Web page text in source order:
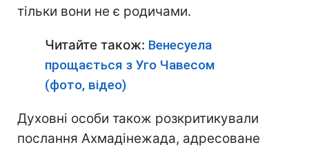
тільки вони не є родичами.
Читайте також: Венесуела
прощається з Уго Чавесом
(фото, відео)
Духовні особи також розкритикували
послання Ахмадінежада, адресоване